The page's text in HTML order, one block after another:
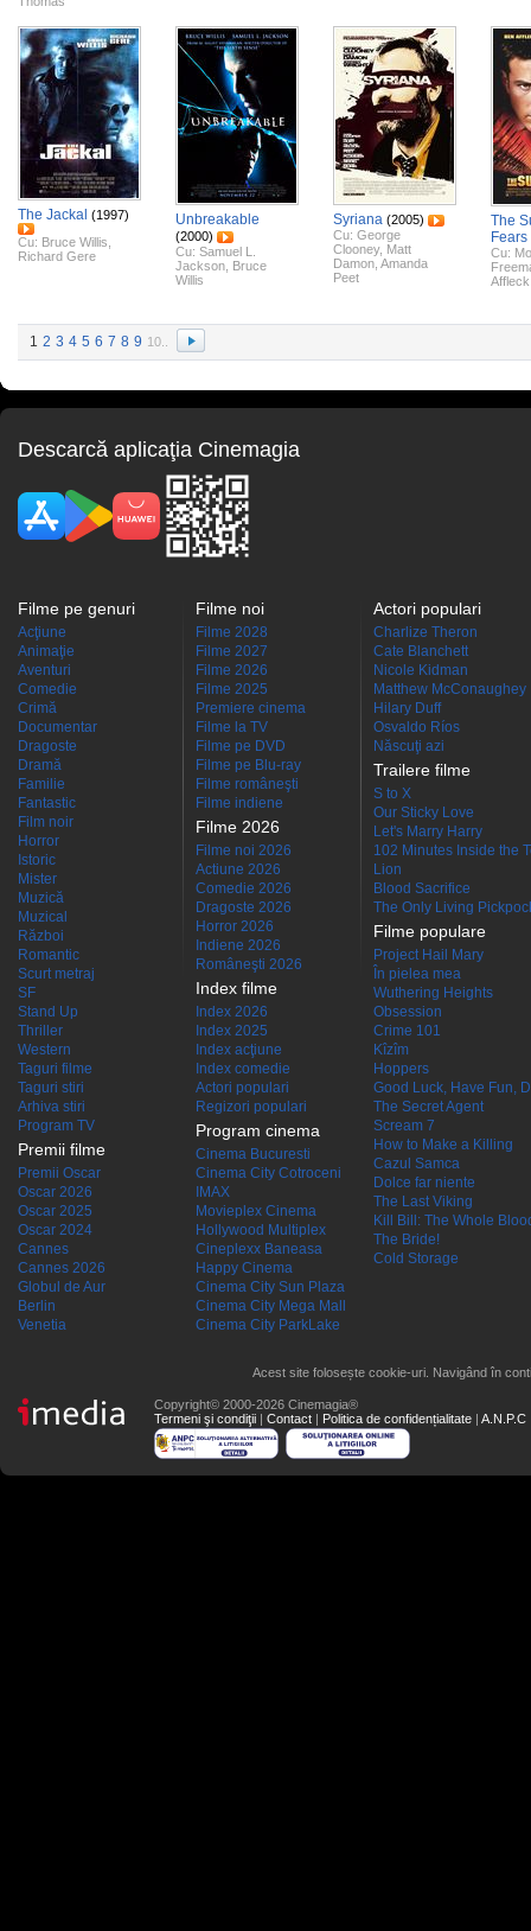
The Jackal (1997)
Cu: Bruce Willis
Richard Gere
Unbreakable
(2000)
Cu: Samuel L.
Jackson Bruce
Willis
Syriana (2005)
Cu: George
Clooney, Matt
Damon Amanda
Peet
The
Fears
Cu:
Affleck
1 2 3 4 5 6 7 8 9 10..
Descarcă aplicaţia Cinemagia
Filme pe genuri
Acţiune
Animaţie
Aventuri
Comedie
Crimă
Documentar
Dragoste
Dramă
Familie
Fantastic
Film noir
Horror
Istoric
Mister
Muzică
Muzical
Război
Romantic
Scurt metraj
SF
Stand Up
Thriller
Western
Taguri filme
Taguri stiri
Arhiva stiri
Program TV
Premii filme
Premii Oscar
Oscar 2026
Oscar 2025
Oscar 2024
Cannes
Cannes 2026
Globul de Aur
Berlin
Venetia
Filme noi
Filme 2028
Filme 2027
Filme 2026
Filme 2025
Premiere cinema
Filme la TV
Filme pe DVD
Filme pe Blu-ray
Filme româneşti
Filme indiene
Filme 2026
Filme noi 2026
Actiune 2026
Comedie 2026
Dragoste 2026
Horror 2026
Indiene 2026
Româneşti 2026
Index filme
Index 2026
Index 2025
Index acţiune
Index comedie
Actori populari
Regizori populari
Program cinema
Cinema Bucuresti
Cinema City Cotroceni
IMAX
Movieplex Cinema
Hollywood Multiplex
Cineplexx Baneasa
Happy Cinema
Cinema City Sun Plaza
Cinema City Mega Mall
Cinema City ParkLake
Actori populari
Charlize Theron
Cate Blanchett
Nicole Kidman
Matthew McConaughey
Hilary Duff
Osvaldo Ríos
Născuţi azi
Trailere filme
S to X
Our Sticky Love
Let's Marry Harry
102 Minutes Inside the
Lion
Blood Sacrifice
The Only Living
Filme populare
Project Hail Mary
În pielea mea
Wuthering Heights
Obsession
Crime 101
Kîzîm
Hoppers
Good Luck, Have Fun,
The Secret Agent
Scream 7
How to Make a Killing
Cazul Samca
Dolce far niente
The Last Viking
Kill Bill: The Whole
The Bride!
Cold Storage
Acest site folosește cookie-uri. Navigând în
Copyright© 2000-2026 Cinemagia®
Termeni şi condiţii | Contact | Politica de confidențialitate | A.N.P.C